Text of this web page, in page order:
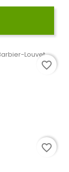
favorite_border
favorite_border